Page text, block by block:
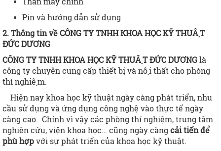
Pin và hướng dẫn sử dụng
2. Thông tin về CÔNG TY TNHH KHOA HỌC KỸ THUẬT
ĐỨC DƯƠNG
CÔNG TY TNHH KHOA HỌC KỸ THUẬTĐỨC DƯƠNGlà
công ty chuyên cung cấp thiết bị và nội thất cho phòng
thí nghiệm.
Hiện nay khoa học kỹ thuật ngày càng phát triển, nhu
cầu sử dụng và ứng dụng công nghệ vào thực tế ngày
càng cao. Chính vì vậy các phòng thí nghiệm, trung tâm
nghiên cứu, viện khoa học… cũng ngày càng cải tiến để
phù hợpvới sự phát triển của khoa học kỹ thuật.